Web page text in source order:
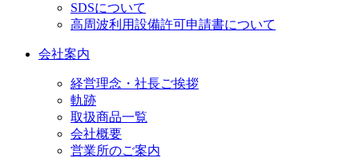
SDSについて
高周波利用設備許可申請書について
会社案内
経営理念・社長ご挨拶
軌跡
取扱商品一覧
会社概要
営業所のご案内